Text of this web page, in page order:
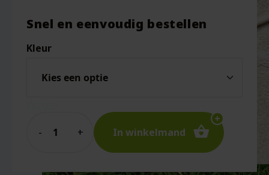
Snel en eenvoudig bestellen
Kleur
In winkelmand